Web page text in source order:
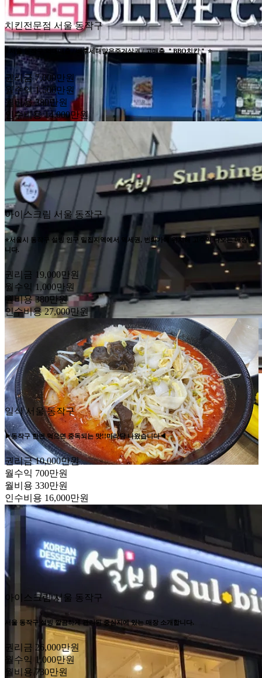
치킨전문점 서울 동작구
⭐서울 동작구 억대매출 / 배후세대많은주거상권 / 고매출 ＂BBQ치킨＂ ⭐
권리금 7,000만원
월수익 1,500만원
월비용 380만원
인수비용 14,000만원
아이스크림 서울 동작구
⭐서울시 동작구 설빙 인구 밀집지역에서 역세권, 번화가에 위치해 고수익 나오는 매장입
니다.
권리금 19,000만원
월수익 1,000만원
월비용 380만원
인수비용 27,000만원
일식 서울 동작구
▶동작구 한번 먹으면 중독되는 맛!!마라탕 나왔습니다◀
권리금 10,000만원
월수익 700만원
월비용 330만원
인수비용 16,000만원
아이스크림 서울 동작구
서울 동작구 설빙 깔끔하게 관리된 중심지에 있는 매장 소개합니다.
권리금 26,000만원
월수익 1,000만원
월비용 730만원